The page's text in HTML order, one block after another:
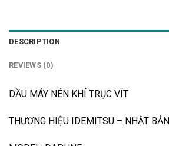
DESCRIPTION
REVIEWS (0)
DẦU MÁY NÉN KHÍ TRỤC VÍT
THƯƠNG HIỆU IDEMITSU – NHẬT BẢN